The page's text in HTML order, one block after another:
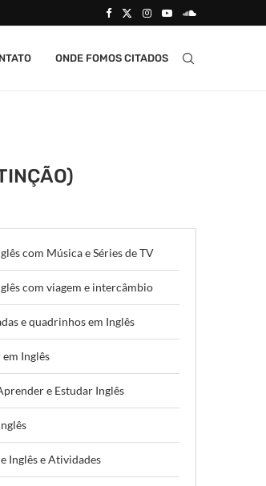
ONDE FOMOS CITADOS
com Música e Séries de TV
com viagem e intercâmbio
e quadrinhos em Inglês
Inglês
e Estudar Inglês
Inglês e Atividades